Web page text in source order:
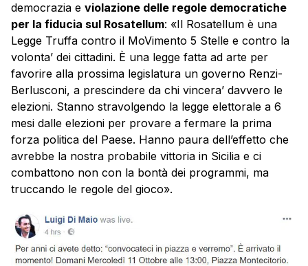
democrazia e violazione delle regole democratiche
per la fiducia sul Rosatellum: «Il Rosatellum è una
Legge Truffa contro il MoVimento 5 Stelle e contro la
volonta’ dei cittadini. È una legge fatta ad arte per
favorire alla prossima legislatura un governo Renzi-
Berlusconi, a prescindere da chi vincera’ davvero le
elezioni. Stanno stravolgendo la legge elettorale a 6
mesi dalle elezioni per provare a fermare la prima
forza politica del Paese. Hanno paura dell’effetto che
avrebbe la nostra probabile vittoria in Sicilia e ci
combattono non con la bontà dei programmi, ma
truccando le regole del gioco».